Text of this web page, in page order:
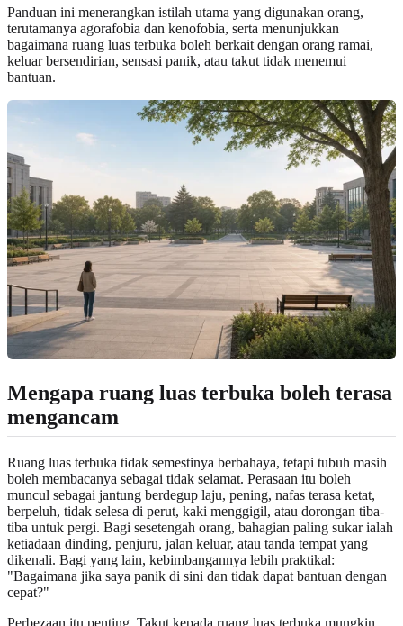
Panduan ini menerangkan istilah utama yang digunakan orang,
terutamanya agorafobia dan kenofobia, serta menunjukkan
bagaimana ruang luas terbuka boleh berkait dengan orang ramai,
keluar bersendirian, sensasi panik, atau takut tidak menemui
bantuan.
Mengapa ruang luas terbuka boleh terasa
mengancam
Ruang luas terbuka tidak semestinya berbahaya, tetapi tubuh masih
boleh membacanya sebagai tidak selamat. Perasaan itu boleh
muncul sebagai jantung berdegup laju, pening, nafas terasa ketat,
berpeluh, tidak selesa di perut, kaki menggigil, atau dorongan tiba-
tiba untuk pergi. Bagi sesetengah orang, bahagian paling sukar ialah
ketiadaan dinding, penjuru, jalan keluar, atau tanda tempat yang
dikenali. Bagi yang lain, kebimbangannya lebih praktikal:
"Bagaimana jika saya panik di sini dan tidak dapat bantuan dengan
cepat?"
Perbezaan itu penting. Takut kepada ruang luas terbuka mungkin